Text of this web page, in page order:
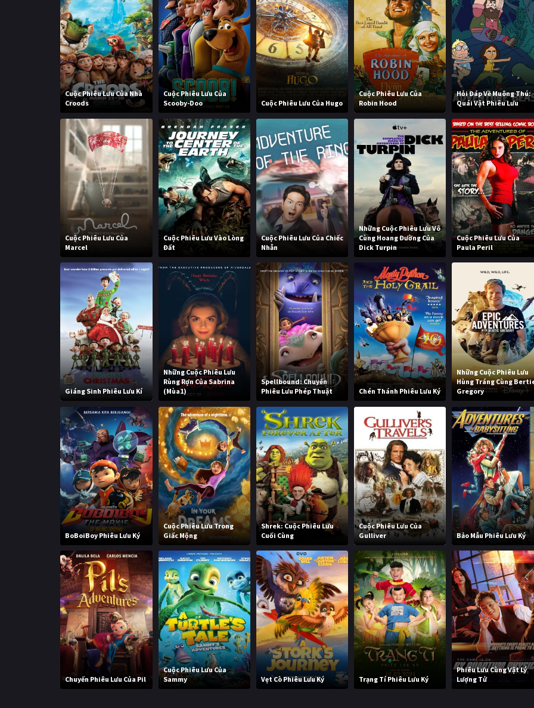
Cuộc Phiêu Lưu Của Nhà
Croods
Cuộc Phiêu Lưu Của
Scooby-Doo
Cuộc Phiêu Lưu Của Hugo
Cuộc Phiêu Lưu Của
Robin Hood
Hỏi Đáp Về Muông Thú:
Quái Vật Phiêu Lưu
Cuộc Phiêu Lưu Của
Marcel
Cuộc Phiêu Lưu Vào Lòng
Đất
Cuộc Phiêu Lưu Của Chiếc
Nhẫn
Những Cuộc Phiêu Lưu Vô
Cùng Hoang Đường Của
Dick Turpin
Cuộc Phiêu Lưu Của
Paula Peril
Giáng Sinh Phiêu Lưu Kí
Những Cuộc Phiêu Lưu
Rùng Rợn Của Sabrina
(Mùa1)
Spellbound: Chuyến
Phiêu Lưu Phép Thuật
Chén Thánh Phiêu Lưu Ký
Những Cuộc Phiêu Lưu
Hùng Tráng Cùng
Gregory
BoBoiBoy Phiêu Lưu Ký
Cuộc Phiêu Lưu Trong
Giấc Mộng
Shrek: Cuộc Phiêu Lưu
Cuối Cùng
Cuộc Phiêu Lưu Của
Gulliver
Bảo Mẫu Phiêu Lưu Ký
Chuyến Phiêu Lưu Của Pil
Cuộc Phiêu Lưu Của
Sammy
Vẹt Cò Phiêu Lưu Ký Trạng Tí Phiêu Lưu Ký
Phiêu Lưu Cùng Vật Lý
Lượng Tử